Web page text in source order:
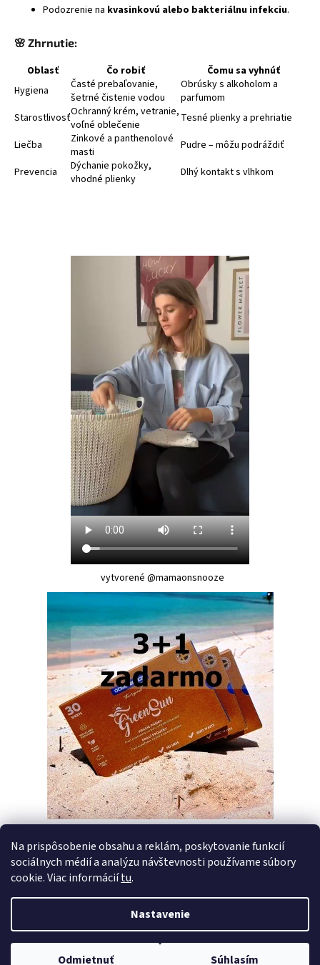
Na prispôsobenie obsahu a reklám, poskytovanie funkcií
sociálnych médií a analýzu návštevnosti používame súbory
cookie. Viac informáciítu.
Nastavenie
Odmietnuť Súhlasím
Podozrenie na kvasinkovú alebo bakteriálnu infekciu.
🌸 Zhrnutie:
Oblasť Čo robiť
Čomu sa vyhnúť
Hygiena
Časté prebaľovanie,
šetrné čistenie vodou
Obrúsky s alkoholom a
parfumom
StarostlivosťOchranný krém, vetranie,
voľné oblečenie
Tesné plienky a prehriatie
Liečba
Zinkové a panthenolové
masti
Pudre – môžu podráždiť
Prevencia
Dýchanie pokožky,
vhodné plienky
Dlhý kontakt s vlhkom
vytvorené @mamaonsnooze
PREDCHÁDZAJÚCI ČLÁNOK
Copyright 2026Pracie pásiky GreenSun. Všetky práva vyhradené.
Upraviť nastavenie cookies